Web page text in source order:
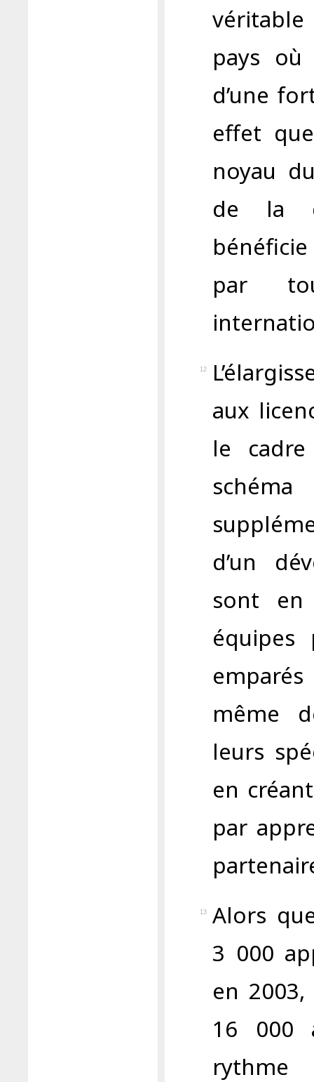
pays
d’une
effet
noyau
de la
par
12
aux
le
d’un
sont en
équipes
même
leurs
en
par
13
Alors
3 000
en
16 000
rythme